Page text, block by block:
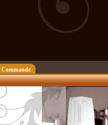
Commande